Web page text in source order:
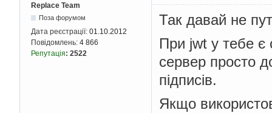
Replace Team
Поза форумом
Дата реєстрації: 01.10.2012
Повідомлень: 4 866
Репутація: 2522
Так давай не
При jwt у тебе є
сервер просто
підписів.
Якщо